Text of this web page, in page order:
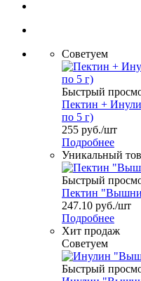
Советуем
Быстрый
Пектин +
по 5 г)
255 руб./шт
Подробнее
Уникальный
Быстрый
Пектин
247.10 руб./шт
Подробнее
Хит продаж
Советуем
Быстрый